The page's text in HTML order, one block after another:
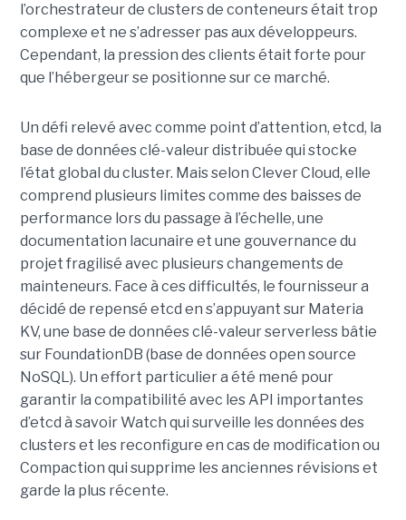
l’orchestrateur de clusters de conteneurs était trop
complexe et ne s’adresser pas aux développeurs.
Cependant, la pression des clients était forte pour
que l’hébergeur se positionne sur ce marché.
Un défi relevé avec comme point d’attention, etcd, la
base de données clé-valeur distribuée qui stocke
l’état global du cluster. Mais selon Clever Cloud, elle
comprend plusieurs limites comme des baisses de
performance lors du passage à l’échelle, une
documentation lacunaire et une gouvernance du
projet fragilisé avec plusieurs changements de
mainteneurs. Face à ces difficultés, le fournisseur a
décidé de repensé etcd en s’appuyant sur Materia
KV, une base de données clé-valeur serverless bâtie
sur FoundationDB (base de données open source
NoSQL). Un effort particulier a été mené pour
garantir la compatibilité avec les API importantes
d’etcd à savoir Watch qui surveille les données des
clusters et les reconfigure en cas de modification ou
Compaction qui supprime les anciennes révisions et
garde la plus récente.